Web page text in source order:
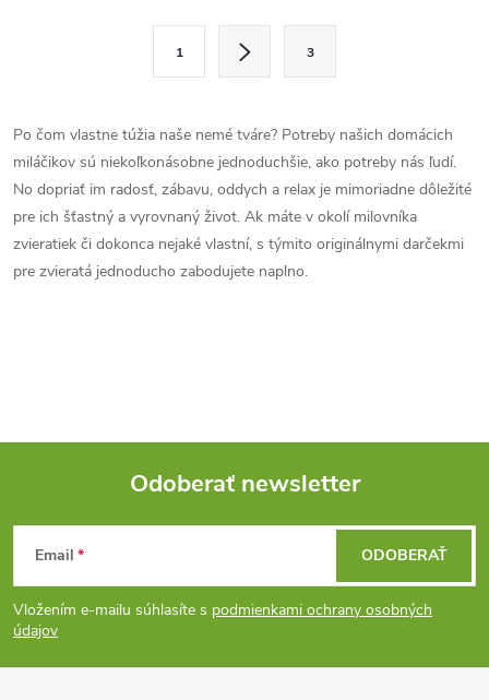
d
a
c
i
v
y
ý
p
á
n
k
o
v
a
1 3
Po čom vlastne túžia naše nemé tváre? Potreby našich domácich
miláčikov sú niekoľkonásobne jednoduchšie, ako potreby nás ľudí.
No dopriať im radosť, zábavu, oddych a relax je mimoriadne dôležité
pre ich šťastný a vyrovnaný život. Ak máte v okolí milovníka
zvieratiek či dokonca nejaké vlastní, s týmito originálnymi darčekmi
pre zvieratá jednoducho zabodujete naplno.
Z
á
p
Odoberať newsletter
Email
Vložením e-mailu súhlasíte s podmienkami ochrany osobných
údajov
ODOBERAŤ